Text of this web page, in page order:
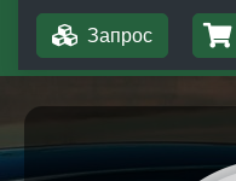
Запрос